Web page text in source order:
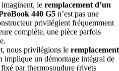
le remplacement d’un
440 G5 n’est pas une
privilégient fréquemment
complète, une pièce parfois
nous privilégions le remplacement
implique un démontage intégral de
par thermosoudure (rivets